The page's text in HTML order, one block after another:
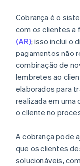
Cobrança é o
com os clientes a
(AR); isso inclui o
pagamentos não
combinação de
lembretes ao
elaborados para
realizada em
o cliente no
A cobrança pode
que os clientes
solucionáveis,